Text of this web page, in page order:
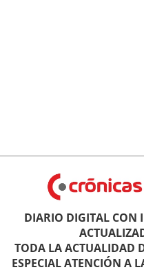
DIARIO DIGITAL CON
TODA LA ACTUALIDAD
ESPECIAL ATENCIÓN A